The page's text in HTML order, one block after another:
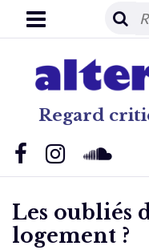
Regard
Les oubliés
logement ?